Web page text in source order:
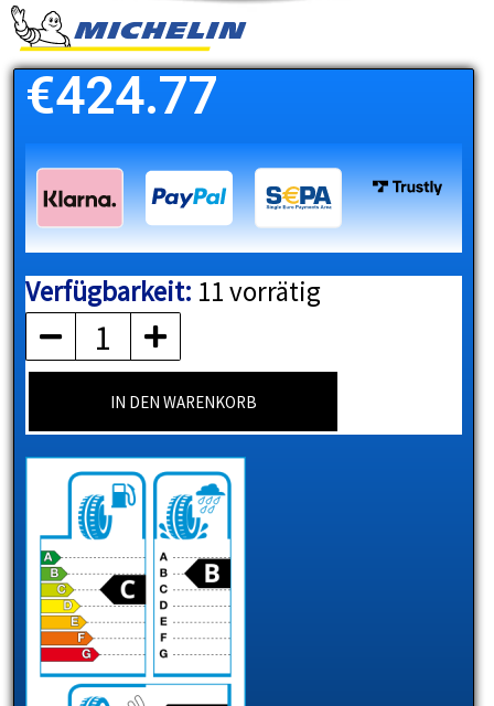
€424.77
Verfügbarkeit: 11 vorrätig
MICHELIN
Menge
IN DEN WARENKORB